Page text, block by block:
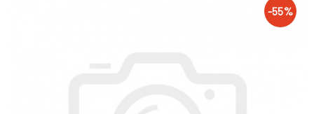
-55%